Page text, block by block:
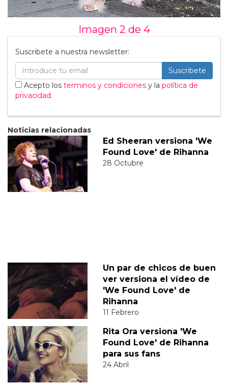
Imagen 2 de 4
Suscribete a nuestra newsletter:
Suscribete
Acepto los terminos y condiciones y la política de
privacidad.
Noticias relacionadas
Ed Sheeran versiona 'We
Found Love' de Rihanna
28 Octubre
Un par de chicos de buen
ver versiona el vídeo de
'We Found Love' de
Rihanna
11 Febrero
Rita Ora versiona 'We
Found Love' de Rihanna
para sus fans
24 Abril